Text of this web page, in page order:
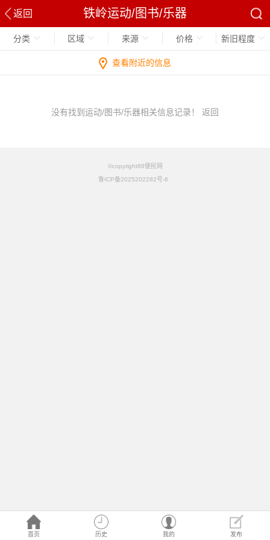
返回 铁岭运动/图书/乐器
首页 历史 我的 发布
分类 区域 来源 价格 新旧程度
查看附近的信息
没有找到运动/图书/乐器相关信息记录！ 返回
©copyright88便民网
鲁ICP备2025202282号-6